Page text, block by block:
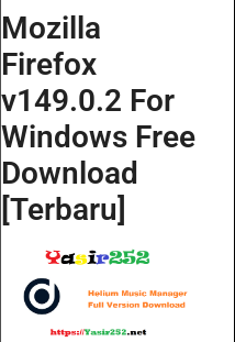
Mozilla
Firefox
v149.0.2 For
Windows Free
Download
[Terbaru]